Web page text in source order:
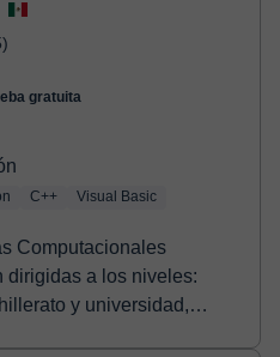
recibirás un e-mail de
gratuita
C++ Visual Basic
Computacionales
y universidad,